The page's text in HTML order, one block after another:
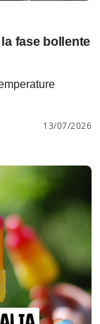
fase bollente
13/07/2026